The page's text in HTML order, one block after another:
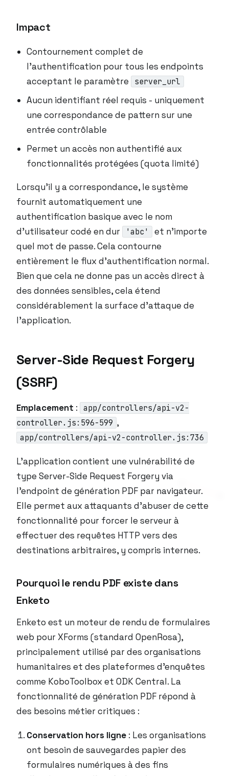
Impact
Contournement complet de
l’authentification pour tous les endpoints
acceptant le paramètre
server_url
Aucun identifiant réel requis - uniquement
une correspondance de pattern sur une
entrée contrôlable
Permet un accès non authentifié aux
fonctionnalités protégées (quota limité)
Lorsqu’il y a correspondance, le système
fournit automatiquement une
authentification basique avec le nom
d’utilisateur codé en dur
'abc'
et n’importe
quel mot de passe. Cela contourne
entièrement le flux d’authentification normal.
Bien que cela ne donne pas un accès direct à
des données sensibles, cela étend
considérablement la surface d’attaque de
l’application.
Server-Side Request Forgery
(SSRF)
Emplacement :
app/controllers/api-v2-
controller.js:596-599 ,
app/controllers/api-v2-controller.js:736
L’application contient une vulnérabilité de
type Server-Side Request Forgery via
l’endpoint de génération PDF par navigateur.
Elle permet aux attaquants d’abuser de cette
fonctionnalité pour forcer le serveur à
effectuer des requêtes HTTP vers des
destinations arbitraires, y compris internes.
Pourquoi le rendu PDF existe dans
Enketo
Enketo est un moteur de rendu de formulaires
web pour XForms (standard OpenRosa),
principalement utilisé par des organisations
humanitaires et des plateformes d’enquêtes
comme KoboToolbox et ODK Central. La
fonctionnalité de génération PDF répond à
des besoins métier critiques :
Conservation hors ligne : Les organisations
ont besoin de sauvegardes papier des
formulaires numériques à des fins